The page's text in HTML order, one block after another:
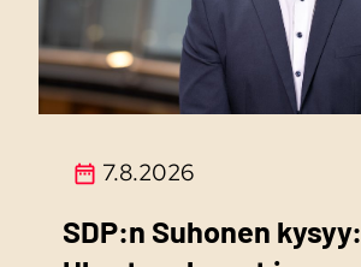
7.8.2026
SDP:n Suhonen kysyy: